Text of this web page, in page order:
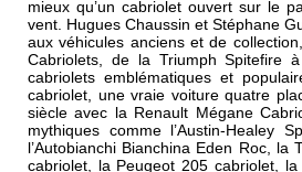
mieux qu’un cabriolet ouvert sur le
vent. Hugues Chaussin et Stéphane
aux véhicules anciens et de
Cabriolets, de la Triumph Spitefire
cabriolets emblématiques et
cabriolet, une vraie voiture quatre
siècle avec la Renault Mégane
mythiques comme l’Austin-Healey
l’Autobianchi Bianchina Eden Roc,
cabriolet, la Peugeot 205 cabriolet,